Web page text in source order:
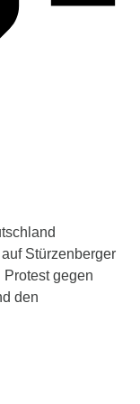
Stürzenberger
gegen
den